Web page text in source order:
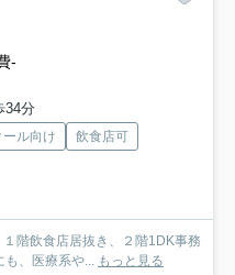
-
34分
ール向け
飲食店可
階飲食店居抜き、２階1DK事務
、医療系や... もっと見る